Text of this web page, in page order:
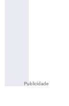
Publicidade